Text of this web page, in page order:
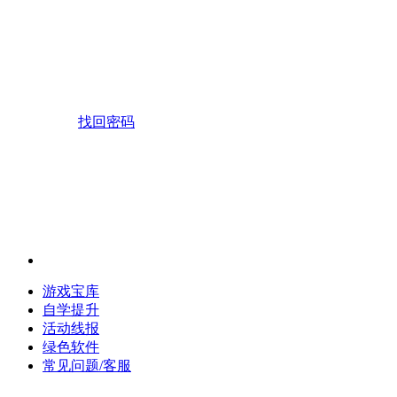
找回密码
游戏宝库
自学提升
活动线报
绿色软件
常见问题/客服